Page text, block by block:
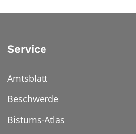
Service
Amtsblatt
Beschwerde
Bistums-Atlas